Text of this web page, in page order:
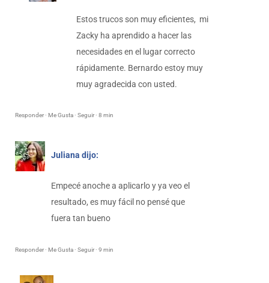
Estos trucos son muy eficientes, mi
Zacky ha aprendido a hacer las
necesidades en el lugar correcto
rápidamente. Bernardo estoy muy
muy agradecida con usted.
Responder · Me Gusta · Seguir · 8 min
Juliana dijo:
Empecé anoche a aplicarlo y ya veo el
resultado, es muy fácil no pensé que
fuera tan bueno
Responder · Me Gusta · Seguir · 9 min